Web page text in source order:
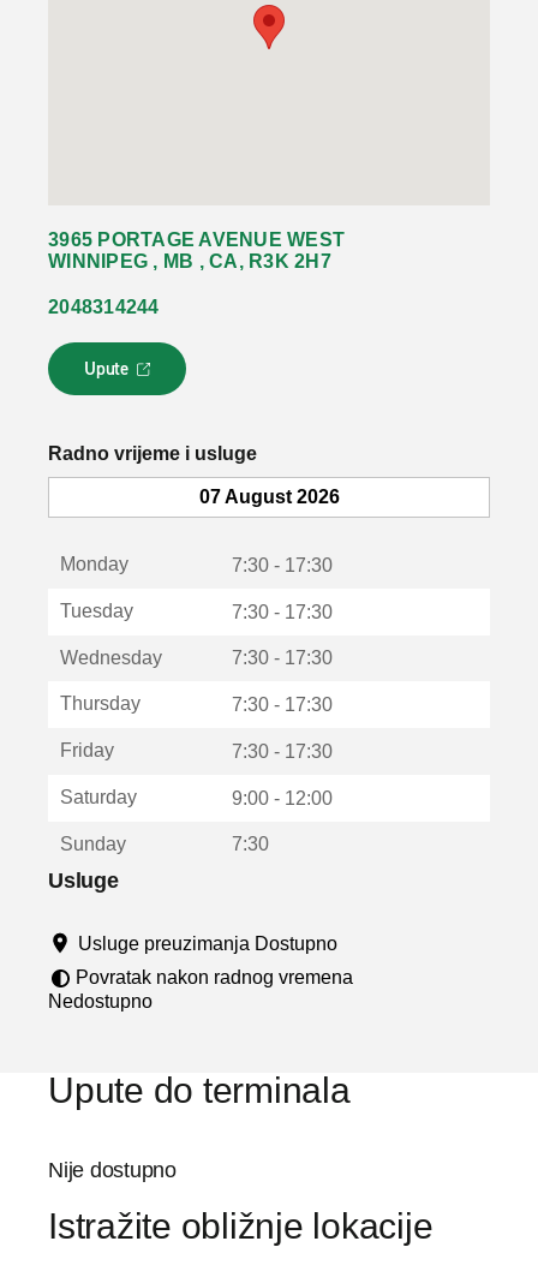
3965 PORTAGE AVENUE WEST
WINNIPEG , MB , CA, R3K 2H7
2048314244
Upute
L
i
k
o
u
u
Radno vrijeme i usluge
07 August 2026
Monday 7:30 - 17:30
Tuesday 7:30 - 17:30
Wednesday 7:30 - 17:30
Thursday 7:30 - 17:30
Friday 7:30 - 17:30
Saturday 9:00 - 12:00
Sunday 7:30
Usluge
Usluge preuzimanja Dostupno
Povratak nakon radnog vremena
Nedostupno
Upute do terminala
Nije dostupno
Istražite obližnje lokacije